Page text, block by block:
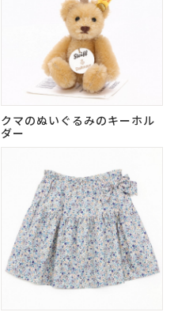
クマのぬいぐるみのキーホル
ダー